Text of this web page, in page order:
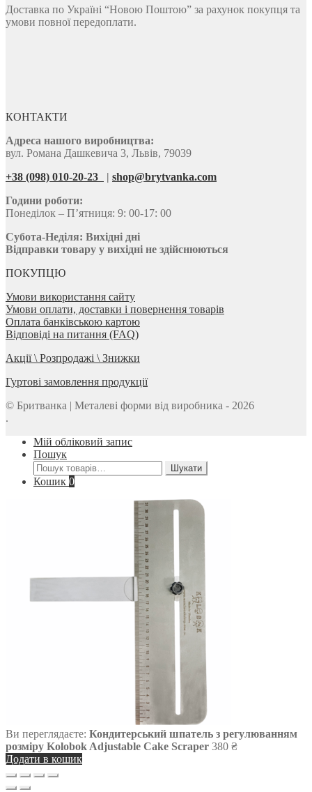
Доставка по Україні “Новою Поштою” за рахунок покупця та
умови повної передоплати.
КОНТАКТИ
Адреса нашого виробництва:
вул. Романа Дашкевича 3, Львів, 79039
+38 (098) 010-20-23
| shop@brytvanka.com
Години роботи:
Понеділок – П’ятниця: 9: 00-17: 00
Субота-Неділя: Вихідні дні
Відправки товару у вихідні не здійснюються
ПОКУПЦЮ
Умови використання сайту
Умови оплати, доставки і повернення товарів
Оплата банківською картою
Відповіді на питання (FAQ)
Акції \ Розпродажі \ Знижки
Гуртові замовлення продукції
© Бритванка | Металеві форми від виробника - 2026
.
Мій обліковий запис
Пошук
Шукати:
Шукати
Кошик 0
Ви переглядаєте: Кондитерський шпатель з регулюванням
розміру Kolobok Adjustable Cake Scraper 380 ₴
Додати в кошик